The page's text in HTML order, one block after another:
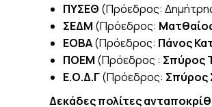
ΠΥΣΕΘ (Πρόεδρος:
ΣΕΔΜ (Πρόεδρος:
ΕΟΒΑ(Πρόεδρος: Πάνος
ΠΟΕΜ (Πρόεδρος : Σπύρος
Ε.Ο.Δ.Γ(Πρόεδρος: Σπύρος
Δεκάδες πολίτες